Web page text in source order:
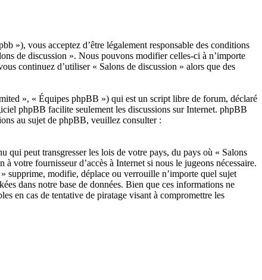
»), vous acceptez d’être légalement responsable des conditions
de discussion ». Nous pouvons modifier celles-ci à n’importe
continuez d’utiliser « Salons de discussion » alors que des
», « Équipes phpBB ») qui est un script libre de forum, déclaré
phpBB facilite seulement les discussions sur Internet. phpBB
au sujet de phpBB, veuillez consulter :
qui peut transgresser les lois de votre pays, du pays où « Salons
votre fournisseur d’accès à Internet si nous le jugeons nécessaire.
supprime, modifie, déplace ou verrouille n’importe quel sujet
dans notre base de données. Bien que ces informations ne
en cas de tentative de piratage visant à compromettre les